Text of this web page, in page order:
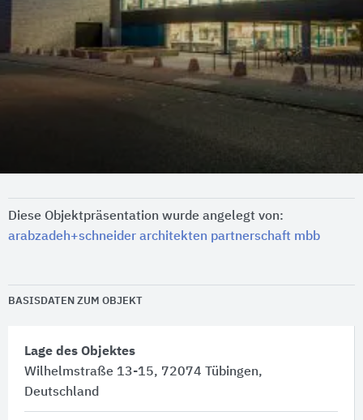
Diese Objektpräsentation wurde angelegt von:
arabzadeh+schneider architekten partnerschaft mbb
BASISDATEN ZUM OBJEKT
Lage des Objektes
Wilhelmstraße 13-15, 72074 Tübingen,
Deutschland